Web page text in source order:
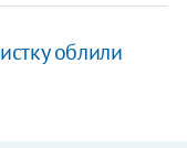
облили